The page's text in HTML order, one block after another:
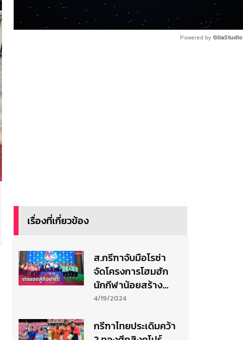
Powered by
เรื่องที่เกี่ยวข้อง
ส.กรีฑาจับมือโรซ่า
จัดโครงการโฮมฮัก
นักกีฬาน้อยสร้าง
แรงบันดาลใจสู่เด็ก
4/19/2024
กรีฑาไทยประเดิมคว้า